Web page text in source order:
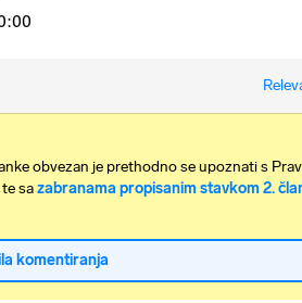
obvezan je prethodno se upoznati s
sazabranama propisanim stavkom 2.
komentiranja